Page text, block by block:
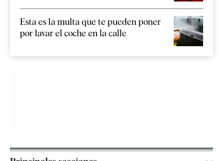
Esta es la multa que te pueden poner
por lavar el coche en la calle